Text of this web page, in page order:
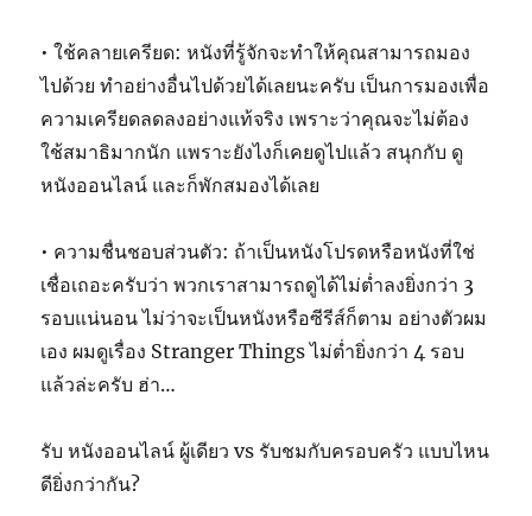
• ใช้คลายเครียด: หนังที่รู้จักจะทำให้คุณสามารถมอง
ไปด้วย ทำอย่างอื่นไปด้วยได้เลยนะครับ เป็นการมองเพื่อ
ความเครียดลดลงอย่างแท้จริง เพราะว่าคุณจะไม่ต้อง
ใช้สมาธิมากนัก แพราะยังไงก็เคยดูไปแล้ว สนุกกับ ดู
หนังออนไลน์ และก็พักสมองได้เลย
• ความชื่นชอบส่วนตัว: ถ้าเป็นหนังโปรดหรือหนังที่ใช่
เชื่อเถอะครับว่า พวกเราสามารถดูได้ไม่ต่ำลงยิ่งกว่า 3
รอบแน่นอน ไม่ว่าจะเป็นหนังหรือซีรีส์ก็ตาม อย่างตัวผม
เอง ผมดูเรื่อง Stranger Things ไม่ต่ำยิ่งกว่า 4 รอบ
แล้วล่ะครับ ฮ่า…
รับ หนังออนไลน์ ผู้เดียว vs รับชมกับครอบครัว แบบไหน
ดียิ่งกว่ากัน?